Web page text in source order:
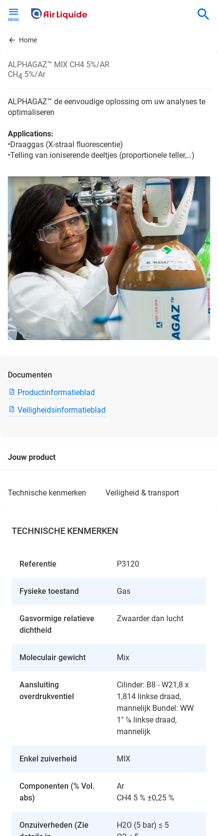
contentHome
ALPHAGAZ™ MIX CH4 5%/AR
CH4 5%/Ar
ALPHAGAZ™ de eenvoudige oplossing om uw analyses te
optimaliseren
Applications:
•Draaggas (X-straal fluorescentie)
•Telling van ioniserende deeltjes (proportionele teller,…)
Documenten
Productinformatieblad
Veiligheidsinformatieblad
Jouw product
technische kenmerken veiligheid & transport
TECHNISCHE KENMERKEN
Referentie P3120
Fysieke toestand Gas
Gasvormige relatieve
dichtheid
Zwaarder dan lucht
Moleculair gewicht Mix
Aansluiting
overdrukventiel
Cilinder: B8 - W21,8 x
1,814 linkse draad,
mannelijk Bundel: WW
1" ¼ linkse draad,
mannelijk
Enkel zuiverheid MIX
Componenten (% Vol.
abs)
Ar
CH4 5 % ±0,25 %
Onzuiverheden (Zie
H2O (5 bar) ≤ 5